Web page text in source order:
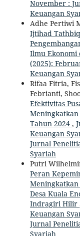
November :
Keuangan
Adhe Pertiwi
Ijtihad
Ilmu Ekonomi
(2025):
Keuangan
Rifaa Fitria,
Febrianti,
Efektivitas
Meningkatkan
Tahun 2024 ,
Keuangan
Jurnal
Syariah
Putri
Peran
Meningkatkan
Desa Kuala
Indragiri Hilir
Keuangan
Jurnal
Syariah